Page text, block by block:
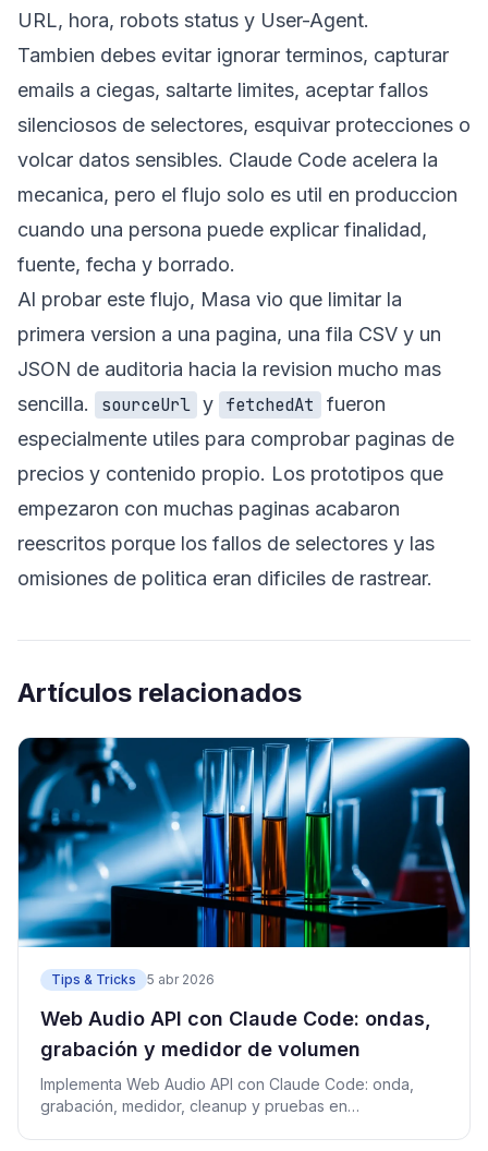
URL, hora, robots status y User-Agent.
Tambien debes evitar ignorar terminos, capturar
emails a ciegas, saltarte limites, aceptar fallos
silenciosos de selectores, esquivar protecciones o
volcar datos sensibles. Claude Code acelera la
mecanica, pero el flujo solo es util en produccion
cuando una persona puede explicar finalidad,
fuente, fecha y borrado.
Al probar este flujo, Masa vio que limitar la
primera version a una pagina, una fila CSV y un
JSON de auditoria hacia la revision mucho mas
sencilla.
sourceUrl y fetchedAt
fueron
especialmente utiles para comprobar paginas de
precios y contenido propio. Los prototipos que
empezaron con muchas paginas acabaron
reescritos porque los fallos de selectores y las
omisiones de politica eran dificiles de rastrear.
Artículos relacionados
Tips & Tricks 5 abr 2026
Web Audio API con Claude Code: ondas,
grabación y medidor de volumen
Implementa Web Audio API con Claude Code: onda,
grabación, medidor, cleanup y pruebas en